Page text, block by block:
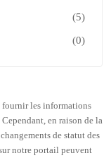
(5)
(0)
fournir les informations
en raison de la
de statut des
notre portail peuvent